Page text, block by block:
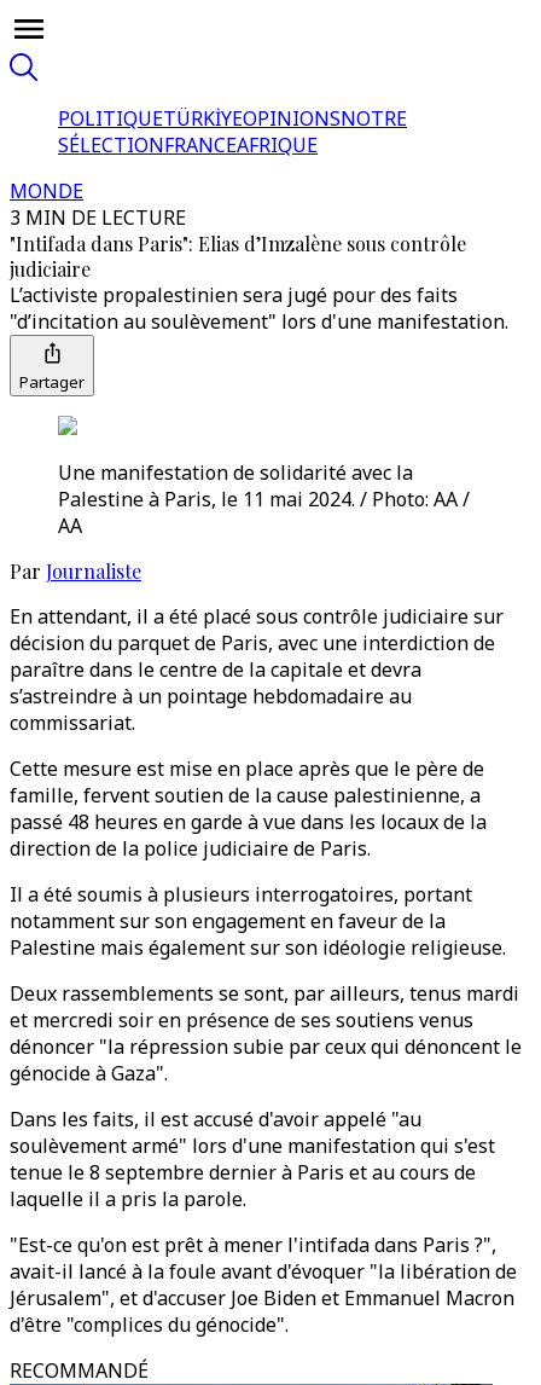
POLITIQUETÜRKİYEOPINIONSNOTRE
SÉLECTIONFRANCEAFRIQUE
MONDE
3 MIN DE LECTURE
"Intifada dans Paris": Elias d’Imzalène sous contrôle
judiciaire
L’activiste propalestinien sera jugé pour des faits
"d’incitation au soulèvement" lors d'une manifestation.
Partager
Une manifestation de solidarité avec la
Palestine à Paris, le 11 mai 2024. / Photo: AA /
AA
Par Journaliste
En attendant, il a été placé sous contrôle judiciaire sur
décision du parquet de Paris, avec une interdiction de
paraître dans le centre de la capitale et devra
s’astreindre à un pointage hebdomadaire au
commissariat.
Cette mesure est mise en place après que le père de
famille, fervent soutien de la cause palestinienne, a
passé 48 heures en garde à vue dans les locaux de la
direction de la police judiciaire de Paris.
Il a été soumis à plusieurs interrogatoires, portant
notamment sur son engagement en faveur de la
Palestine mais également sur son idéologie religieuse.
Deux rassemblements se sont, par ailleurs, tenus mardi
et mercredi soir en présence de ses soutiens venus
dénoncer "la répression subie par ceux qui dénoncent le
génocide à Gaza".
Dans les faits, il est accusé d'avoir appelé "au
soulèvement armé" lors d'une manifestation qui s'est
tenue le 8 septembre dernier à Paris et au cours de
laquelle il a pris la parole.
"Est-ce qu'on est prêt à mener l'intifada dans Paris ?",
avait-il lancé à la foule avant d'évoquer "la libération de
Jérusalem", et d'accuser Joe Biden et Emmanuel Macron
d'être "complices du génocide".
RECOMMANDÉ